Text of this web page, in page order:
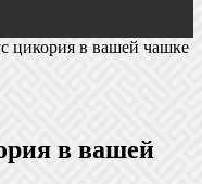
цикория в вашей чашке
в вашей